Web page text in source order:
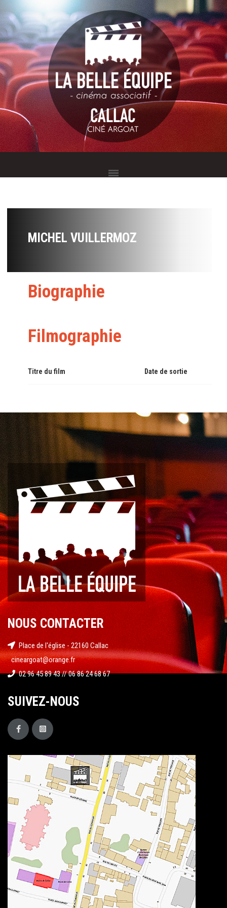
MICHEL VUILLERMOZ
Biographie
Filmographie
Titre du film Date de sortie
NOUS CONTACTER
Place de l'église - 22160 Callac
cineargoat@orange.fr
02 96 45 89 43 // 06 86 24 68 67
SUIVEZ-NOUS